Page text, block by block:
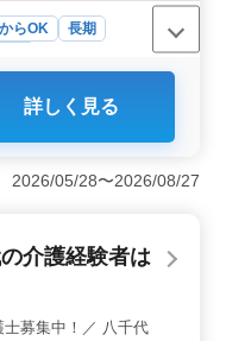
らOK
長期
スタッフ
護ステーションで、
など様々なサービス
上に貢献し、高齢
命としています。ご
温かいサポートを届
当ステーション
入しており、社会保
ます。柔軟な働き
詳しく見る
05/28〜2026/08/27
介護経験者は
募集中！／ 八千代